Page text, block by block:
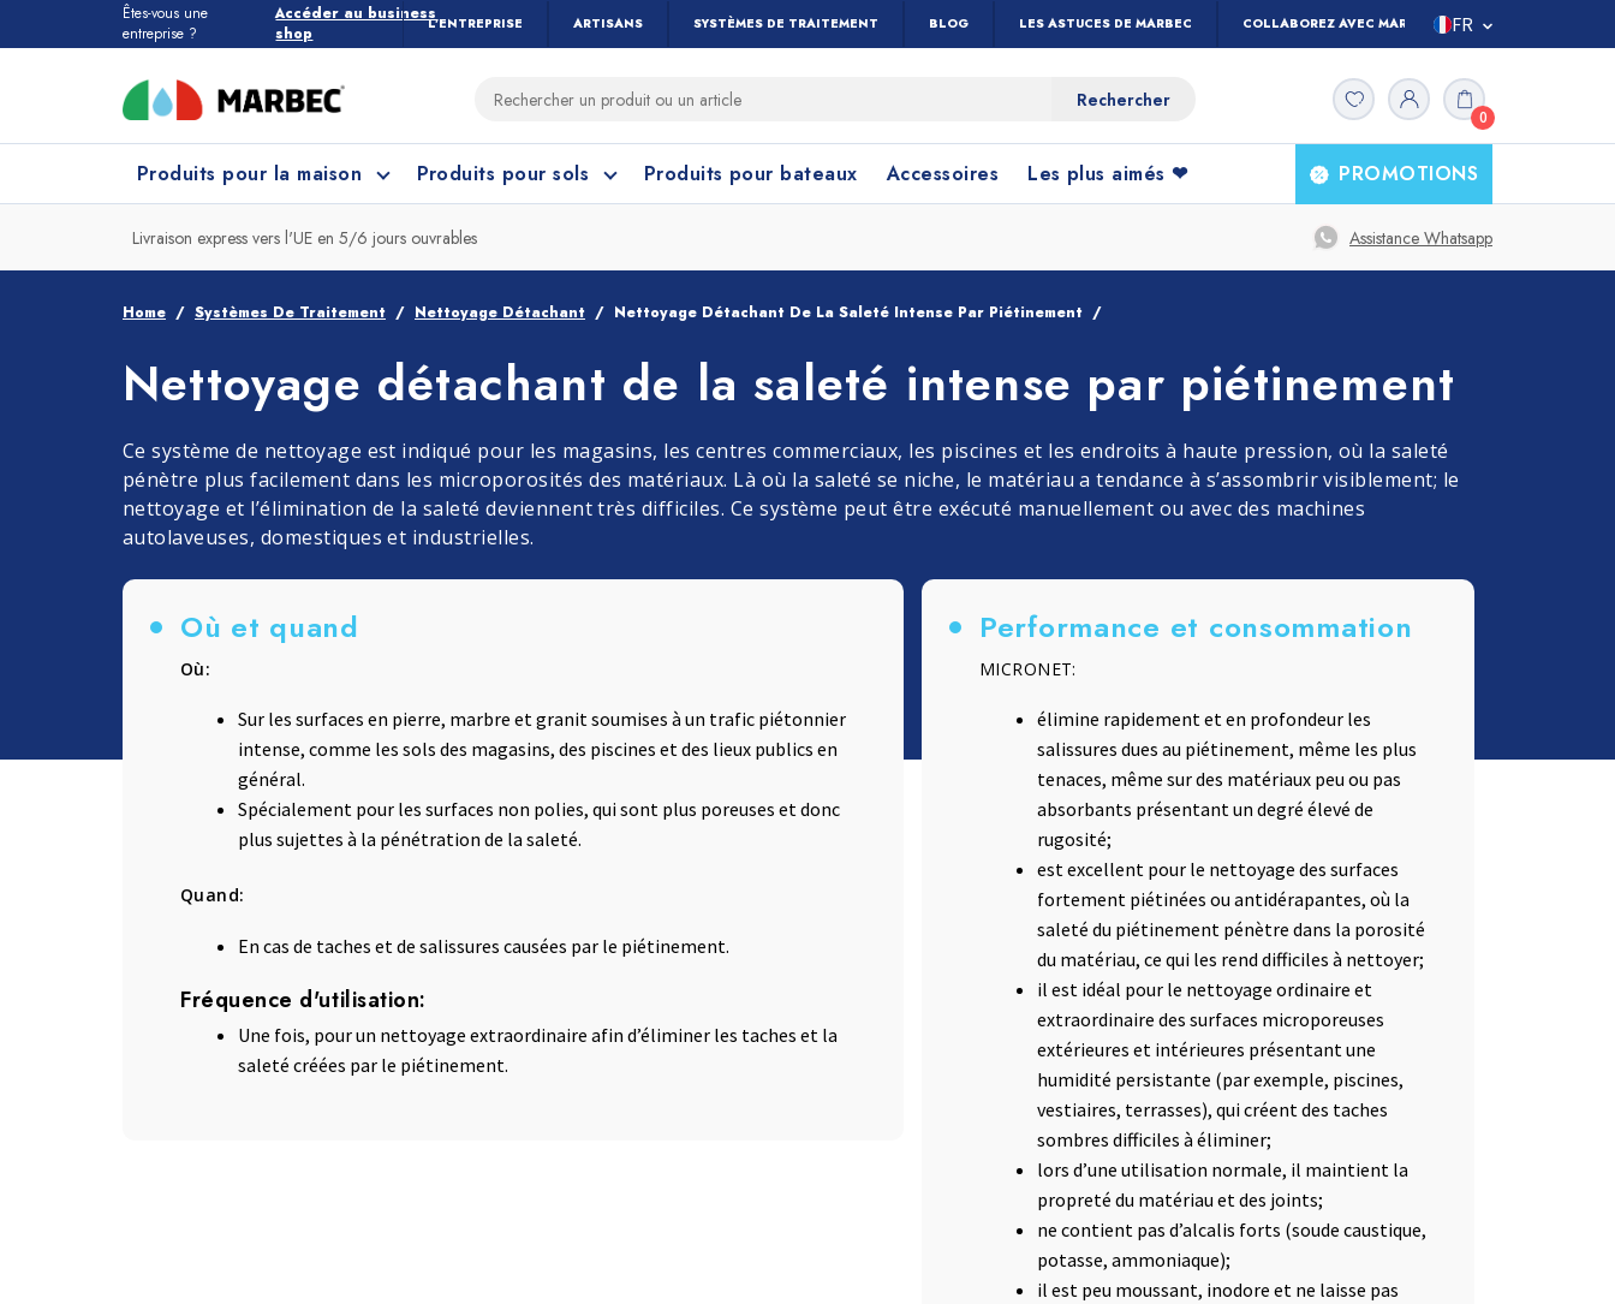
Êtes-vous une
entreprise ?
Accéder au business
shop
L’ENTREPRISE ARTISANS SYSTÈMES DE TRAITEMENT BLOG LES ASTUCES DE MARBEC COLLABOREZ AVEC MARBEC
ES
UK
FR
0
Produits pour la maison
Tous les produits pour la maison
Produits pour la
maison
Nettoyage Cuisine Nettoyage Salle de Bain
Nettoyage Vitres et
Nettoyage Sols
Lessive et Textiles Accessoires
Produits pour sols
Quel étage devez-vous nettoyer ?
Tous les
produits
Marbres et Pierres Grès cérame et céramique
Linoléum, PVC et
Terre Cuite
Bois et Parquet Terrazzo et ciment
Produits pour bateaux Accessoires Les plus aimés ❤ PROMOTIONS
Livraison express vers l'UE en 5/6 jours ouvrables Assistance Whatsapp
Home Systèmes De Traitement Nettoyage Détachant Nettoyage Détachant De La Saleté Intense Par Piétinement
Nettoyage détachant de la saleté intense par piétinement
Ce système de nettoyage est indiqué pour les magasins, les centres commerciaux, les piscines et les endroits à haute pression, où la saleté
pénètre plus facilement dans les microporosités des matériaux. Là où la saleté se niche, le matériau a tendance à s’assombrir visiblement; le
nettoyage et l’élimination de la saleté deviennent très difficiles. Ce système peut être exécuté manuellement ou avec des machines
autolaveuses, domestiques et industrielles.
Où et quand
Où:
Sur les surfaces en pierre, marbre et granit soumises à un trafic piétonnier
intense, comme les sols des magasins, des piscines et des lieux publics en
général.
Spécialement pour les surfaces non polies, qui sont plus poreuses et donc
plus sujettes à la pénétration de la saleté.
Quand:
En cas de taches et de salissures causées par le piétinement.
Fréquence d'utilisation:
Une fois, pour un nettoyage extraordinaire afin d’éliminer les taches et la
saleté créées par le piétinement.
Performance et consommation
MICRONET:
élimine rapidement et en profondeur les
salissures dues au piétinement, même les plus
tenaces, même sur des matériaux peu ou pas
absorbants présentant un degré élevé de
rugosité;
est excellent pour le nettoyage des surfaces
fortement piétinées ou antidérapantes, où la
saleté du piétinement pénètre dans la porosité
du matériau, ce qui les rend difficiles à nettoyer;
il est idéal pour le nettoyage ordinaire et
extraordinaire des surfaces microporeuses
extérieures et intérieures présentant une
humidité persistante (par exemple, piscines,
vestiaires, terrasses), qui créent des taches
sombres difficiles à éliminer;
lors d’une utilisation normale, il maintient la
propreté du matériau et des joints;
ne contient pas d’alcalis forts (soude caustique,
potasse, ammoniaque);
il est peu moussant, inodore et ne laisse pas